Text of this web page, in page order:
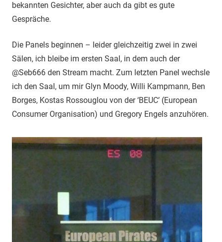
bekannten Gesichter, aber auch da gibt es gute
Gespräche.
Die Panels beginnen – leider gleichzeitig zwei in zwei
Sälen, ich bleibe im ersten Saal, in dem auch der
@Seb666 den Stream macht. Zum letzten Panel wechsle
ich den Saal, um mir Glyn Moody, Willi Kampmann, Ben
Borges, Kostas Rossouglou von der ‘BEUC’ (European
Consumer Organisation) und Gregory Engels anzuhören.